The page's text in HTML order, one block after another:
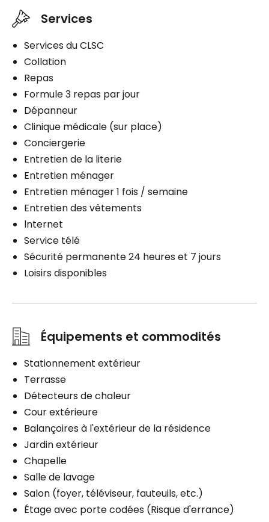
Aide aux déplacements
Distribution des médicaments
1 douche / bain par semaine
Planifier une visite
Services
Services du CLSC
Collation
Repas
Formule 3 repas par jour
Dépanneur
Clinique médicale (sur place)
Conciergerie
Entretien de la literie
Entretien ménager
Entretien ménager 1 fois / semaine
Entretien des vêtements
lnternet
Service télé
Sécurité permanente 24 heures et 7 jours
Loisirs disponibles
Équipements et commodités
Stationnement extérieur
Terrasse
Détecteurs de chaleur
Cour extérieure
Balançoires à l'extérieur de la résidence
Jardin extérieur
Chapelle
Salle de lavage
Salon (foyer, téléviseur, fauteuils, etc.)
Étage avec porte codées (Risque d'errance)